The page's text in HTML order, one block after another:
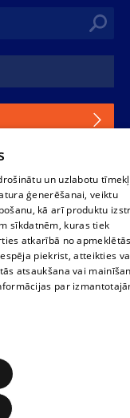
please fill in a
its parts or the
of information in
download is
on the
editorial license of
un uzlabotu
ģenerēšanai, veiktu
kā arī produktu
sīkdatnēm, kuras tiek
atkarībā no
piekrist, atteikties
atsaukšana vai
par